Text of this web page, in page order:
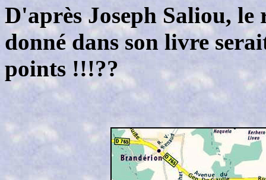
D'après Joseph Saliou,
donné dans son livre
points !!!??